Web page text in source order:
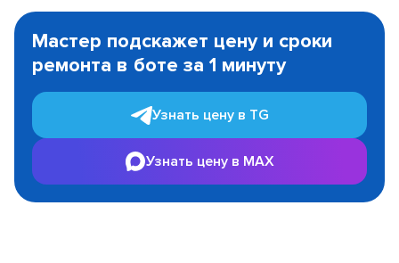
1
Мастер подскажет цену и сроки
ремонта в боте за 1 минуту
Узнать цену в TG
Узнать цену в MAX